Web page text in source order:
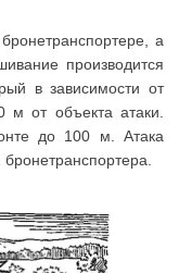
а
производится
в зависимости от
м от объекта атаки.
до 100 м. Атака